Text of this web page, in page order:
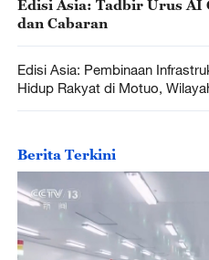
Edisi Asia: Tadbir Urus AI
dan Cabaran
Edisi Asia: Pembinaan
Hidup Rakyat di Motuo,
Berita Terkini